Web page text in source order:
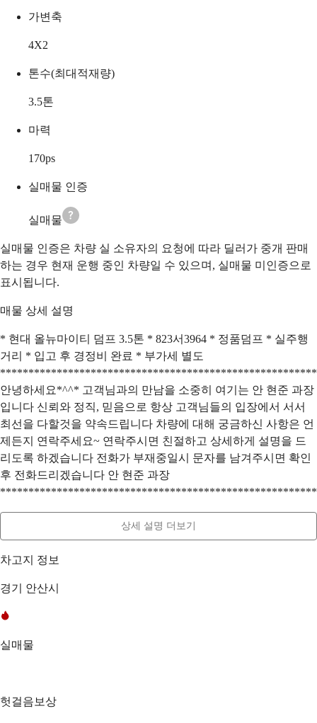
가변축
4X2
톤수(최대적재량)
3.5톤
마력
170ps
실매물 인증
실매물
실매물 인증은 차량 실 소유자의 요청에 따라 딜러가 중개 판매
하는 경우 현재 운행 중인 차량일 수 있으며, 실매물 미인증으로
표시됩니다.
매물 상세 설명
* 현대 올뉴마이티 덤프 3.5톤 * 823서3964 * 정품덤프 * 실주행
거리 * 입고 후 경정비 완료 * 부가세 별도
안녕하세요*^^* 고객님과의 만남을 소중히 여기는 안 현준 과장
입니다 신뢰와 정직, 믿음으로 항상 고객님들의 입장에서 서서
최선을 다할것을 약속드립니다 차량에 대해 궁금하신 사항은 언
제든지 연락주세요~ 연락주시면 친절하고 상세하게 설명을 드
리도록 하겠습니다 전화가 부재중일시 문자를 남겨주시면 확인
후 전화드리겠습니다 안 현준 과장
상세 설명 더보기
차고지 정보
경기 안산시
실매물
헛걸음보상